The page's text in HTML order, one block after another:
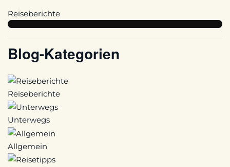
Reiseberichte
Blog-Kategorien
Reiseberichte
Unterwegs
Allgemein